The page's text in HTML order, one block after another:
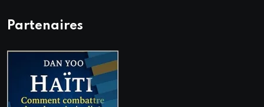
Partenaires